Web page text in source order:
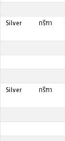
Silver
กรีฑา
Silver
กรีฑา